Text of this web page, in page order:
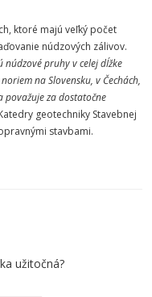
ktoré majú veľký počet
núdzových zálivov.
núdzové pruhy v celej dĺžke
na Slovensku, v Čechách,
považuje za dostatočne
geotechniky Stavebnej
stavbami.
užitočná?